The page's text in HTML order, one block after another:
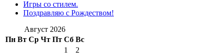
Игры со стилем.
Поздравляю с Рождеством!
Август 2026
Пн Вт Ср Чт Пт Сб Вс
1
2